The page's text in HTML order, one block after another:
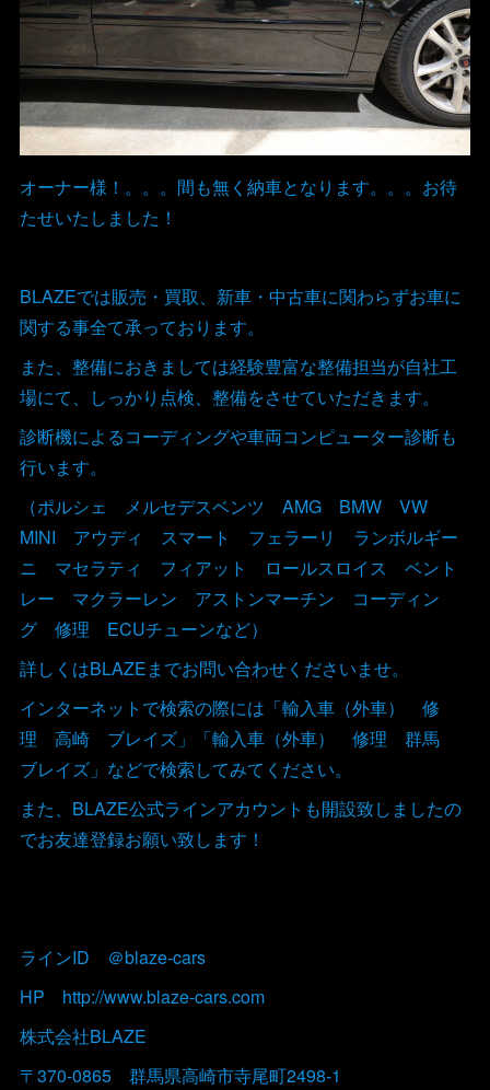
オーナー様！。。。間も無く納車となります。。。お待
たせいたしました！
BLAZEでは販売・買取、新車・中古車に関わらずお車に
関する事全て承っております。
また、整備におきましては経験豊富な整備担当が自社工
場にて、しっかり点検、整備をさせていただきます。
診断機によるコーディングや車両コンピューター診断も
行います。
（ポルシェ メルセデスベンツ AMG BMW VW
MINI アウディ スマート フェラーリ ランボルギー
ニ マセラティ フィアット ロールスロイス ベント
レー マクラーレン アストンマーチン コーディン
グ 修理 ECUチューンなど）
詳しくはBLAZEまでお問い合わせくださいませ。
インターネットで検索の際には「輸入車（外車） 修
理 高崎 ブレイズ」「輸入車（外車） 修理 群馬
ブレイズ」などで検索してみてください。
また、BLAZE公式ラインアカウントも開設致しましたの
でお友達登録お願い致します！
ラインID ＠blaze-cars
HP http://www.blaze-cars.com
株式会社BLAZE
〒370-0865 群馬県高崎市寺尾町2498-1